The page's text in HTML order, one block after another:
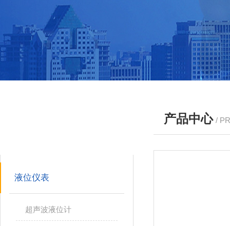
液位仪表
超声波液位计
产品中心 /